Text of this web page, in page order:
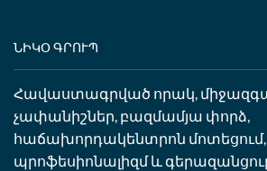
ՆԻԿՕ ԳՐՈՒՊ
Հավաստագրված որակ,
չափանիշներ, բազմամյա փորձ,
հաճախորդակենտրոն մոտեցում,
պրոֆեսիոնալիզմ և